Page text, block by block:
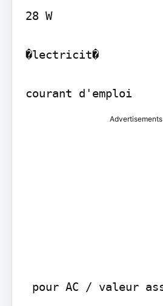
28 W
�lectricit�
courant d'emploi
Advertisements